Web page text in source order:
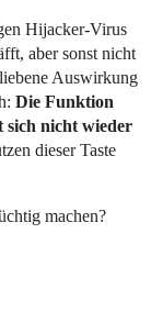
Hijacker-Virus
aber sonst nicht
Auswirkung
Die Funktion
sich nicht wieder
dieser Taste
machen?